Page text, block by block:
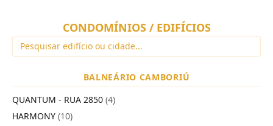
CONDOMÍNIOS / EDIFÍCIOS
BALNEÁRIO CAMBORIÚ
QUANTUM - RUA 2850 (4)
HARMONY (10)